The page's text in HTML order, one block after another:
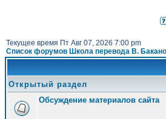
Текущее время Пт Авг 07, 2026 7:00 pm
Список форумов Школа перевода В.
Открытый раздел
Обсуждение материалов сайта